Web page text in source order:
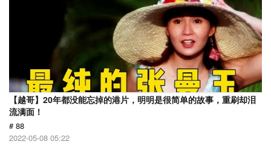
【越哥】20年都没能忘掉的港片，明明是很简单的故事，重刷却泪
流满面！
# 88
2022-05-08 05:22